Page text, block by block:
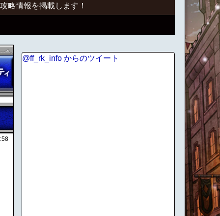
略情報を掲載します！
@ff_rk_info からのツイート